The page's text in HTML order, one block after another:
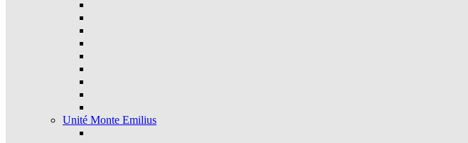
Unité Monte Emilius